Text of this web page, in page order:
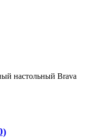
настольный Brava